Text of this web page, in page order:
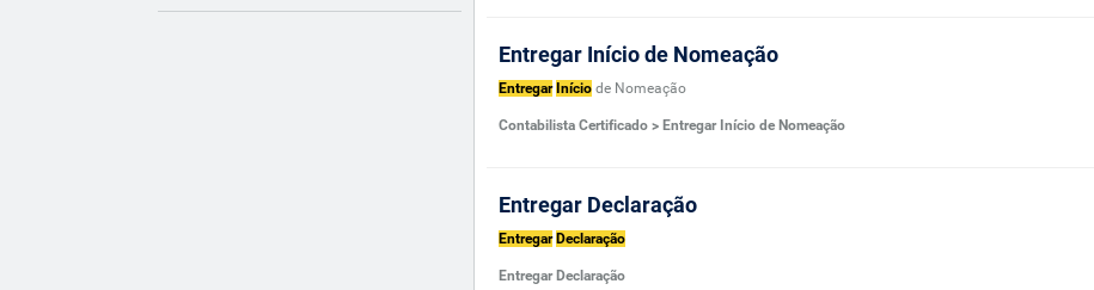
Entregar Início de Nomeação
Entregar Início de Nomeação
Contabilista Certificado > Entregar Início de Nomeação
Entregar Declaração
Entregar Declaração
Entregar Declaração